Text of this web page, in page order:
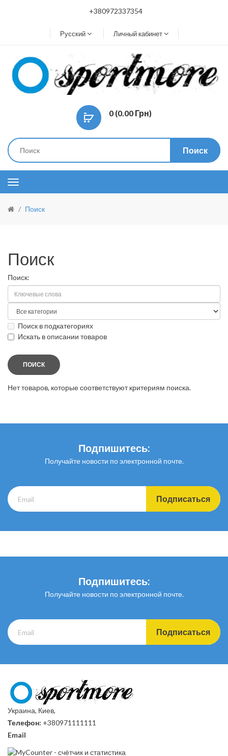
+380972337354
Русский Личный кабинет
0 (0.00 Грн)
Поиск
Поиск
Поиск
Поиск:
Поиск в подкатегориях
Искать в описании товаров
Нет товаров, которые соответствуют критериям поиска.
Подпишитесь:
Получайте новости по электронной почте.
Подписаться
Подпишитесь:
Получайте новости по электронной почте.
Подписаться
Украина, Киев,
Телефон: +380971111111
Email